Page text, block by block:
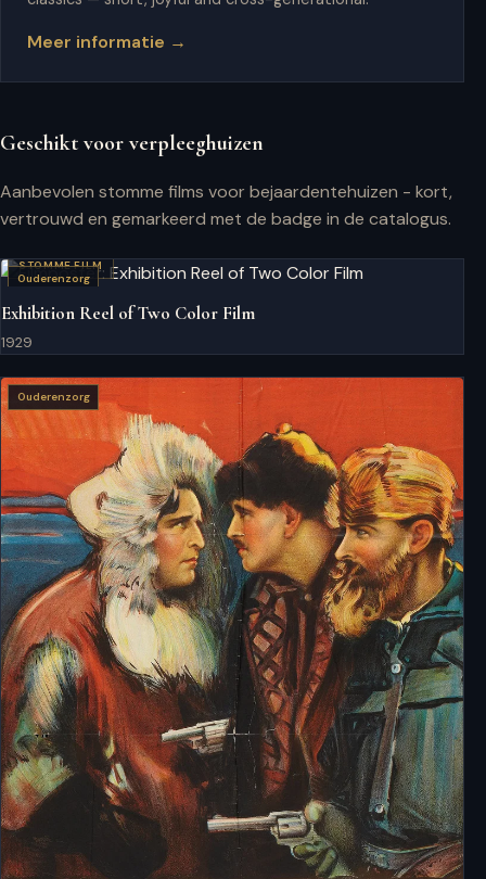
Meer informatie →
Geschikt voor verpleeghuizen
Aanbevolen stomme films voor bejaardentehuizen - kort,
vertrouwd en gemarkeerd met de badge in de catalogus.
STOMME FILM
Ouderenzorg
Exhibition Reel of Two Color Film
1929
Ouderenzorg